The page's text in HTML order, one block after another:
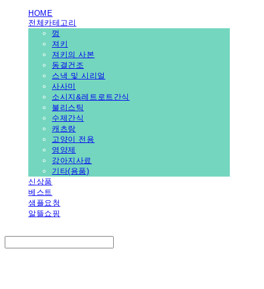
HOME
전체카테고리
껌
져키
져키의 사본
동결건조
스낵 및 시리얼
사사미
소시지&레트로트간식
불리스틱
수제간식
캐츠랑
고양이 전용
영양제
강아지사료
기타(용품)
신상품
베스트
샘플요청
알뜰쇼핑